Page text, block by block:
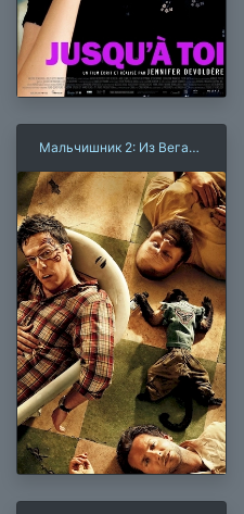
Мальчишник 2: Из Вегаса